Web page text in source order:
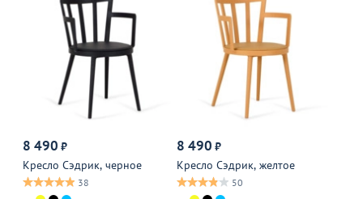
8 490 ₽
Кресло Сэдрик, черное
38
8 490 ₽
Кресло Сэдрик, желтое
50